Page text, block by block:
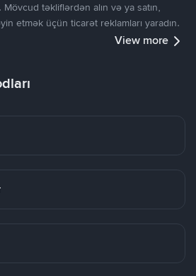
təkliflərdən alın və ya satın,
etmək üçün ticarət reklamları yaradın.
View more